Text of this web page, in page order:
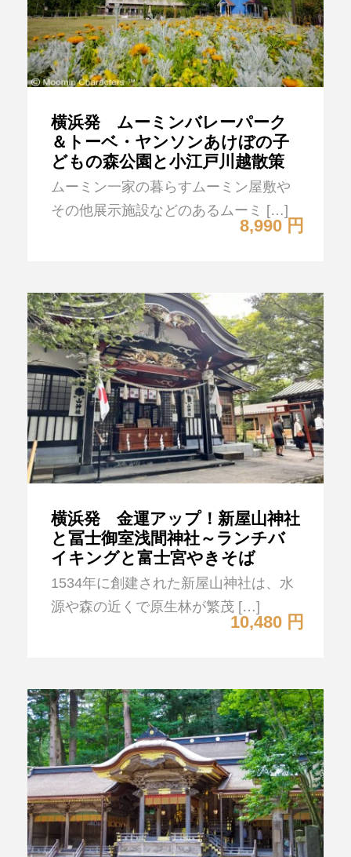
横浜発 ムーミンバレーパーク
＆トーベ・ヤンソンあけぼの子
どもの森公園と小江戸川越散策
8,990 円
ムーミン一家の暮らすムーミン屋敷や
その他展示施設などのあるムーミ […]
横浜発 金運アップ！新屋山神社
と冨士御室浅間神社～ランチバ
イキングと富士宮やきそば
10,480 円
1534年に創建された新屋山神社は、水
源や森の近くで原生林が繁茂 […]